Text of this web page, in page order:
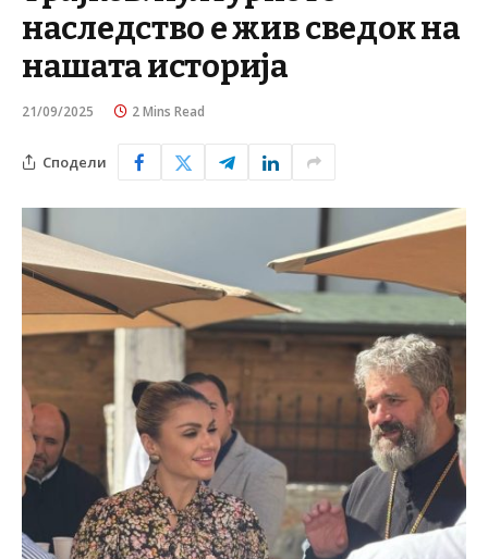
наследство е жив сведок на
нашата историја
21/09/2025 2 Mins Read
Сподели